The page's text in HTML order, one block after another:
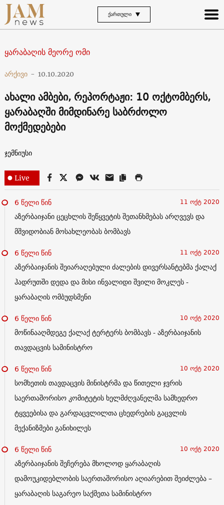
ᲥᲐᲠᲗᲣᲚᲘ
ყარაბაღის მეორე ომი
არქივი - 10.10.2020
ახალი ამბები, რეპორტაჟი: 10 ოქტომბერს,
ყარაბაღში მიმდინარე საბრძოლო
მოქმედებები
ჯემნიუსი
Live
6 წელი წინ 11 ოქტ 2020
აზერბაიჯანი ცეცხლის შეწყვეტის შეთანხმებას არღვევს და
მშვიდობიან მოსახლეობას ბომბავს
6 წელი წინ
11 ოქტ 2020
აზერბაიჯანის შეიარაღებული ძალების დივერსანტებმა ქალაქ
ჰადრუთში დედა და მისი ინვალიდი შვილი მოკლეს -
ყარაბაღის ომბუდსმენი
6 წელი წინ
10 ოქტ 2020
მოწინააღმდეგე ქალაქ ტერტერს ბომბავს - აზერბაიჯანის
თავდაცვის სამინისტრო
6 წელი წინ
10 ოქტ 2020
სომხეთის თავდაცვის მინისტრმა და წითელი ჯვრის
საერთაშორისო კომიტეტის ხელმძღვანელმა სამხედრო
ტყვეებისა და გარდაცვლილთა ცხედრების გაცვლის
მექანიზმები განიხილეს
6 წელი წინ
10 ოქტ 2020
აზერბაიჯანის შეჩერება მხოლოდ ყარაბაღის
დამოუკიდებლობის საერთაშორისო აღიარებით შეიძლება –
ყარაბაღის საგარეო საქმეთა სამინისტრო